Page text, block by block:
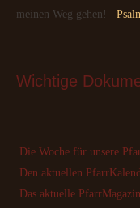
meinen Weg gehen!
Wichtige
Die Woche für unsere
Den aktuellen
Das aktuelle